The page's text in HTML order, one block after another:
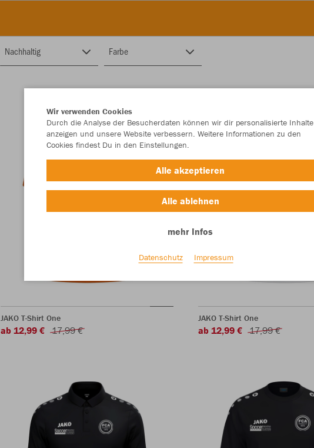
Nachhaltig Farbe
JAKO T-Shirt One
ab 12,99 € 17,99 €
JAKO T-Shirt One
ab 12,99 € 17,99 €
Wir verwenden Cookies
Durch die Analyse der Besucherdaten können wir dir personalisierte Inhalte
anzeigen und unsere Website verbessern. Weitere Informationen zu den
Cookies findest Du in den Einstellungen.
Alle akzeptieren
Alle ablehnen
mehr Infos
Datenschutz Impressum